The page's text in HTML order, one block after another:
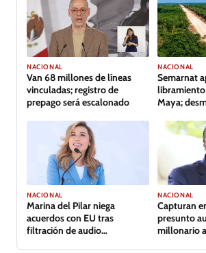
NACIONAL
Van 68 millones de líneas
vinculadas; registro de
prepago será escalonado
NACIONAL
Semarnat
Maya;
NACIONAL
Marina del Pilar niega
acuerdos con EU tras
filtración de audio
NACIONAL
Capturan
presunto
millonario